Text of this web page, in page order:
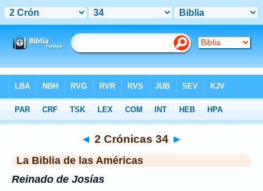
>LBLA > 2 Crónicas 34
◄ 2 Crónicas 34 ►
La Biblia de las Américas
Reinado de Josías